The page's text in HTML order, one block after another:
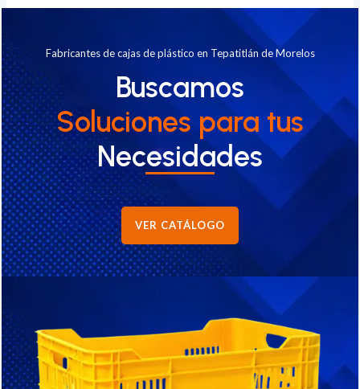
Fabricantes de cajas de plástico en Tepatitlán de Morelos
Buscamos
Soluciones para tus
Necesidades
VER CATÁLOGO